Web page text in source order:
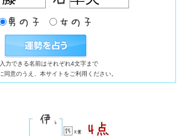
力できる名前はそれぞれ4文字まで
同意のうえ、本サイトをご利用ください。